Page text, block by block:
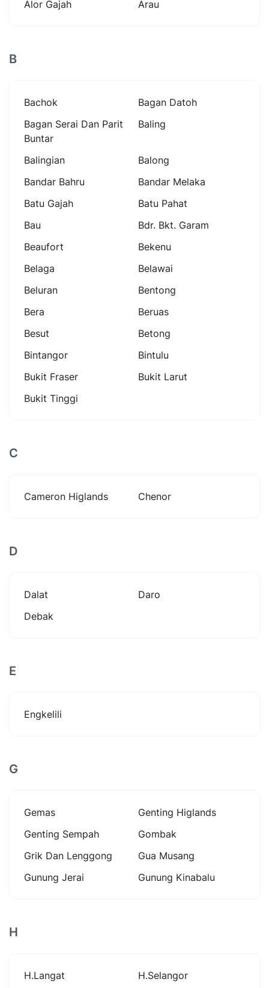
Alor Gajah Arau
B
Bachok
Bagan Datoh
Bagan Serai Dan Parit
Buntar
Baling
Balingian
Balong
Bandar Bahru
Bandar Melaka
Batu Gajah
Batu Pahat
Bau
Bdr. Bkt. Garam
Beaufort
Bekenu
Belaga
Belawai
Beluran
Bentong
Bera
Beruas
Besut
Betong
Bintangor
Bintulu
Bukit Fraser
Bukit Larut
Bukit Tinggi
C
Cameron Higlands Chenor
D
Dalat
Daro
Debak
E
Engkelili
G
Gemas
Genting Higlands
Genting Sempah
Gombak
Grik Dan Lenggong
Gua Musang
Gunung Jerai
Gunung Kinabalu
H
H.langat
H.selangor